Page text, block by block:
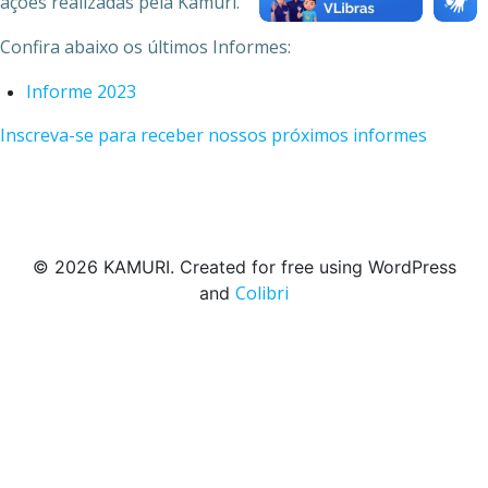
Confira abaixo os últimos Informes:
Informe 2023
Inscreva-se para receber nossos próximos informes
© 2026 KAMURI. Created for free using WordPress
and Colibri